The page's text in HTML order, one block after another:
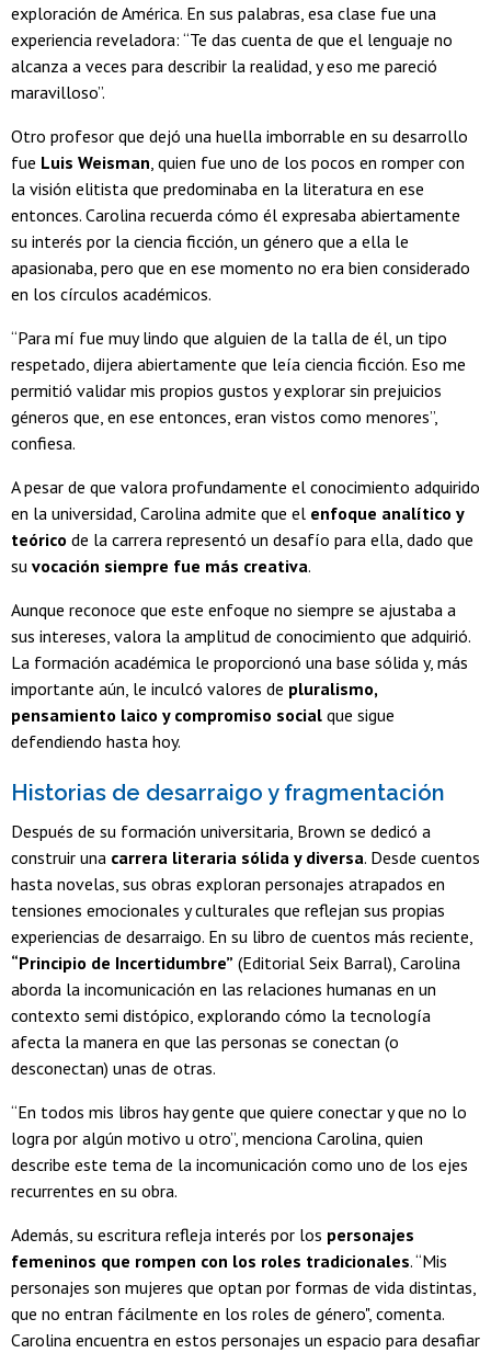
exploración de América. En sus palabras, esa clase fue una
experiencia reveladora: “Te das cuenta de que el lenguaje no
alcanza a veces para describir la realidad, y eso me pareció
maravilloso”.
Otro profesor que dejó una huella imborrable en su desarrollo
fue Luis Weisman , quien fue uno de los pocos en romper con
la visión elitista que predominaba en la literatura en ese
entonces. Carolina recuerda cómo él expresaba abiertamente
su interés por la ciencia ficción, un género que a ella le
apasionaba, pero que en ese momento no era bien considerado
en los círculos académicos.
“Para mí fue muy lindo que alguien de la talla de él, un tipo
respetado, dijera abiertamente que leía ciencia ficción. Eso me
permitió validar mis propios gustos y explorar sin prejuicios
géneros que, en ese entonces, eran vistos como menores”,
confiesa.
A pesar de que valora profundamente el conocimiento adquirido
en la universidad, Carolina admite que el enfoque analítico y
teórico de la carrera representó un desafío para ella, dado que
su vocación siempre fue más creativa.
Aunque reconoce que este enfoque no siempre se ajustaba a
sus intereses, valora la amplitud de conocimiento que adquirió.
La formación académica le proporcionó una base sólida y, más
importante aún, le inculcó valores de pluralismo,
pensamiento laico y compromiso social que sigue
defendiendo hasta hoy.
Historias de desarraigo y fragmentación
Después de su formación universitaria, Brown se dedicó a
construir una carrera literaria sólida y diversa. Desde cuentos
hasta novelas, sus obras exploran personajes atrapados en
tensiones emocionales y culturales que reflejan sus propias
experiencias de desarraigo. En su libro de cuentos más reciente,
“Principio de Incertidumbre” (Editorial Seix Barral), Carolina
aborda la incomunicación en las relaciones humanas en un
contexto semi distópico, explorando cómo la tecnología
afecta la manera en que las personas se conectan (o
desconectan) unas de otras.
“En todos mis libros hay gente que quiere conectar y que no lo
logra por algún motivo u otro”, menciona Carolina, quien
describe este tema de la incomunicación como uno de los ejes
recurrentes en su obra.
Además, su escritura refleja interés por los personajes
femeninos que rompen con los roles tradicionales. “Mis
personajes son mujeres que optan por formas de vida distintas,
que no entran fácilmente en los roles de género", comenta.
Carolina encuentra en estos personajes un espacio para desafiar